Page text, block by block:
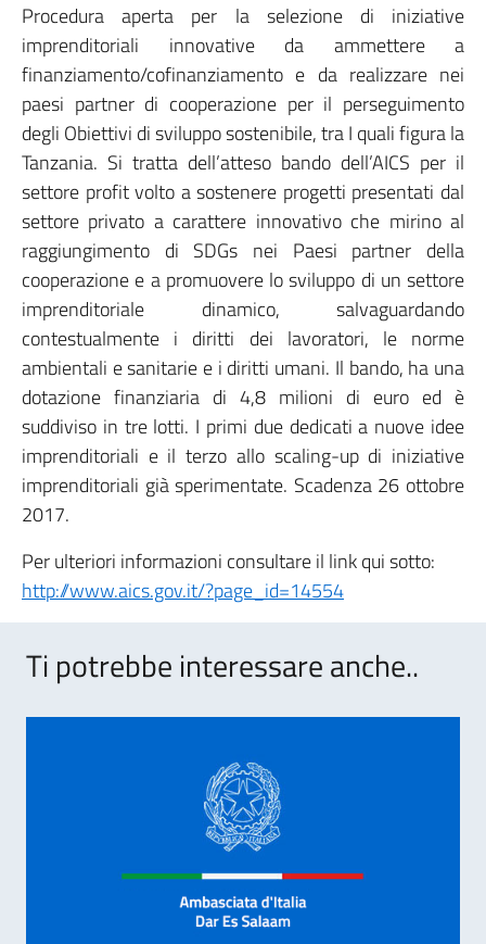
Procedura aperta per la selezione di iniziative
imprenditoriali innovative da ammettere a
finanziamento/cofinanziamento e da realizzare nei
paesi partner di cooperazione per il perseguimento
degli Obiettivi di sviluppo sostenibile, tra I quali figura la
Tanzania. Si tratta dell’atteso bando dell’AICS per il
settore profit volto a sostenere progetti presentati dal
settore privato a carattere innovativo che mirino al
raggiungimento di SDGs nei Paesi partner della
cooperazione e a promuovere lo sviluppo di un settore
imprenditoriale dinamico, salvaguardando
contestualmente i diritti dei lavoratori, le norme
ambientali e sanitarie e i diritti umani. Il bando, ha una
dotazione finanziaria di 4,8 milioni di euro ed è
suddiviso in tre lotti. I primi due dedicati a nuove idee
imprenditoriali e il terzo allo scaling-up di iniziative
imprenditoriali già sperimentate. Scadenza 26 ottobre
2017.
Per ulteriori informazioni consultare il link qui sotto:
http://www.aics.gov.it/?page_id=14554
Ti potrebbe interessare anche..